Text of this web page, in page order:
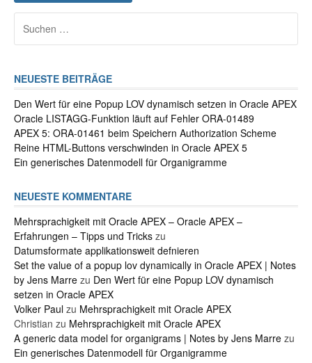
nach:
NEUESTE BEITRÄGE
Den Wert für eine Popup LOV dynamisch setzen in Oracle APEX
Oracle LISTAGG-Funktion läuft auf Fehler ORA-01489
APEX 5: ORA-01461 beim Speichern Authorization Scheme
Reine HTML-Buttons verschwinden in Oracle APEX 5
Ein generisches Datenmodell für Organigramme
NEUESTE KOMMENTARE
Mehrsprachigkeit mit Oracle APEX – Oracle APEX –
Erfahrungen – Tipps und Tricks zu
Datumsformate applikationsweit defnieren
Set the value of a popup lov dynamically in Oracle APEX | Notes
by Jens Marre zu Den Wert für eine Popup LOV dynamisch
setzen in Oracle APEX
Volker Paul zu Mehrsprachigkeit mit Oracle APEX
Christian zu Mehrsprachigkeit mit Oracle APEX
A generic data model for organigrams | Notes by Jens Marre zu
Ein generisches Datenmodell für Organigramme